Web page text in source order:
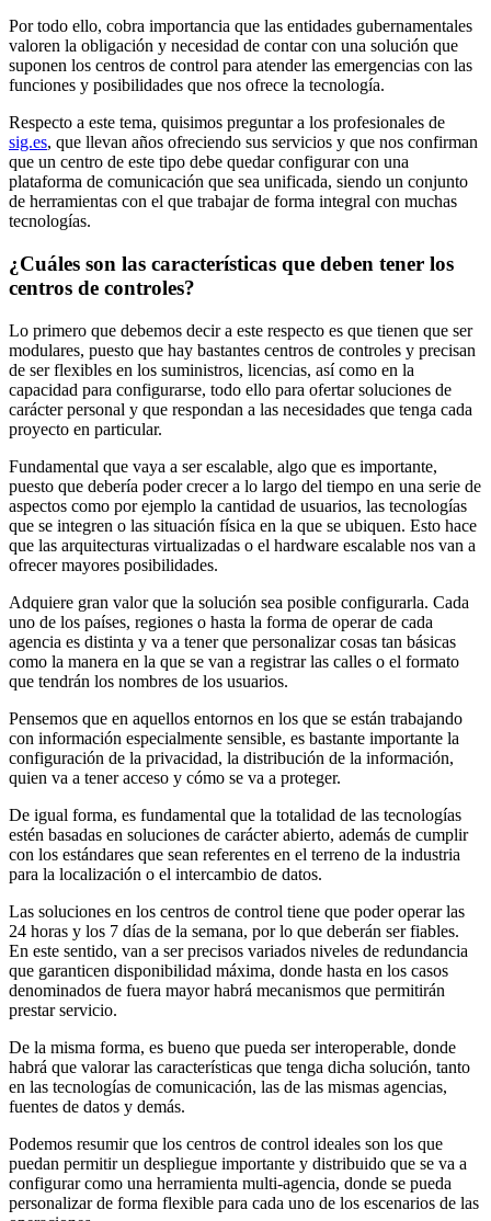
Por todo ello, cobra importancia que las entidades gubernamentales
valoren la obligación y necesidad de contar con una solución que
suponen los centros de control para atender las emergencias con las
funciones y posibilidades que nos ofrece la tecnología.
Respecto a este tema, quisimos preguntar a los profesionales de
sig.es, que llevan años ofreciendo sus servicios y que nos confirman
que un centro de este tipo debe quedar configurar con una
plataforma de comunicación que sea unificada, siendo un conjunto
de herramientas con el que trabajar de forma integral con muchas
tecnologías.
¿Cuáles son las características que deben tener los
centros de controles?
Lo primero que debemos decir a este respecto es que tienen que ser
modulares, puesto que hay bastantes centros de controles y precisan
de ser flexibles en los suministros, licencias, así como en la
capacidad para configurarse, todo ello para ofertar soluciones de
carácter personal y que respondan a las necesidades que tenga cada
proyecto en particular.
Fundamental que vaya a ser escalable, algo que es importante,
puesto que debería poder crecer a lo largo del tiempo en una serie de
aspectos como por ejemplo la cantidad de usuarios, las tecnologías
que se integren o las situación física en la que se ubiquen. Esto hace
que las arquitecturas virtualizadas o el hardware escalable nos van a
ofrecer mayores posibilidades.
Adquiere gran valor que la solución sea posible configurarla. Cada
uno de los países, regiones o hasta la forma de operar de cada
agencia es distinta y va a tener que personalizar cosas tan básicas
como la manera en la que se van a registrar las calles o el formato
que tendrán los nombres de los usuarios.
Pensemos que en aquellos entornos en los que se están trabajando
con información especialmente sensible, es bastante importante la
configuración de la privacidad, la distribución de la información,
quien va a tener acceso y cómo se va a proteger.
De igual forma, es fundamental que la totalidad de las tecnologías
estén basadas en soluciones de carácter abierto, además de cumplir
con los estándares que sean referentes en el terreno de la industria
para la localización o el intercambio de datos.
Las soluciones en los centros de control tiene que poder operar las
24 horas y los 7 días de la semana, por lo que deberán ser fiables.
En este sentido, van a ser precisos variados niveles de redundancia
que garanticen disponibilidad máxima, donde hasta en los casos
denominados de fuera mayor habrá mecanismos que permitirán
prestar servicio.
De la misma forma, es bueno que pueda ser interoperable, donde
habrá que valorar las características que tenga dicha solución, tanto
en las tecnologías de comunicación, las de las mismas agencias,
fuentes de datos y demás.
Podemos resumir que los centros de control ideales son los que
puedan permitir un despliegue importante y distribuido que se va a
configurar como una herramienta multi-agencia, donde se pueda
personalizar de forma flexible para cada uno de los escenarios de las